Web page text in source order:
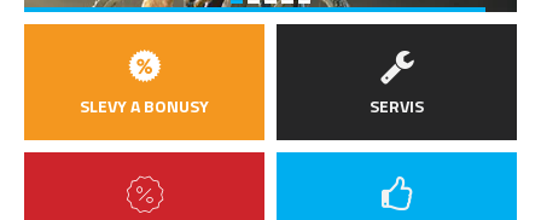
SLEVY A BONUSY SERVIS